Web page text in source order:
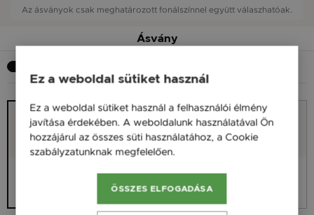
Az ásványok csak meghatározott fonálszínnel együtt válaszhatóak.
Ásvány
3 990 Ft
Ez a weboldal sütiket használ
Ez a weboldal sütiket használ a felhasználói élmény
javítása érdekében. A weboldalunk használatával Ön
hozzájárul az összes süti használatához, a Cookie
szabályzatunknak megfelelően.
ÖSSZES ELFOGADÁSA